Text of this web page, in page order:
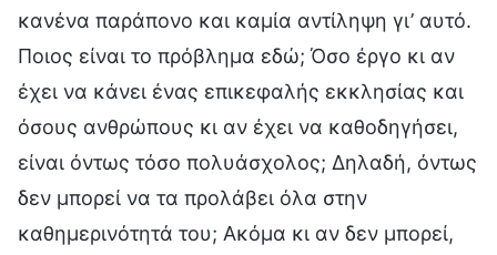
κανένα παράπονο και καμία αντίληψη γι’ αυτό.
Ποιος είναι το πρόβλημα εδώ; Όσο έργο κι αν
έχει να κάνει ένας επικεφαλής εκκλησίας και
όσους ανθρώπους κι αν έχει να καθοδηγήσει,
είναι όντως τόσο πολυάσχολος; Δηλαδή, όντως
δεν μπορεί να τα προλάβει όλα στην
καθημερινότητά του; Ακόμα κι αν δεν μπορεί,